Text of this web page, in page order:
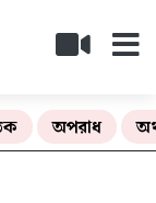
অপরাধ